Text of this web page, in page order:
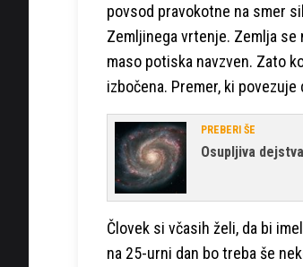
povsod pravokotne na smer
Zemljinega vrtenje. Zemlja
maso potiska navzven. Zato
izbočena. Premer, ki
PREBERI ŠE
Osupljiva
Človek si včasih želi, da bi
na 25-urni dan bo treba še